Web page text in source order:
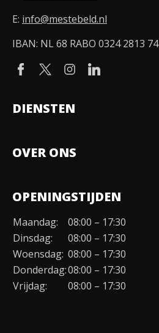
E: info@mestebeld.nl
IBAN: NL 68 RABO 0324 2813 74
DIENSTEN
OVER ONS
Organisatie
Duurzaamheid
Werken bij
Contact
OPENINGSTIJDEN
Maandag:
08:00 – 17:30
Dinsdag:
08:00 – 17:30
Woensdag: 08:00 – 17:30
Donderdag:08:00 – 17:30
Vrijdag:
08:00 – 17:30